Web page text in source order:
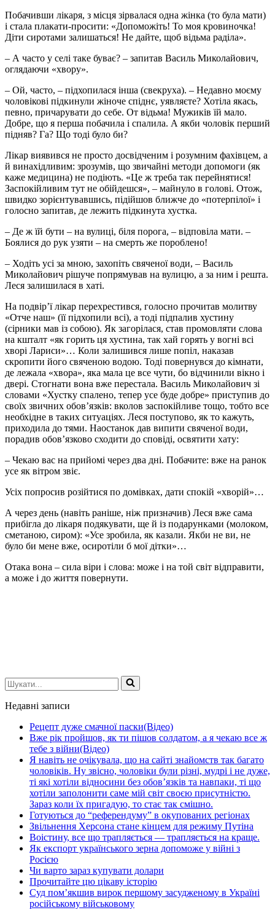
Побачивши лікаря, з місця зірвалася одна жінка (то була мати)
і стала плакати-просити: «Допоможіть! То моя кровиночка!
Діти сиротами залишаться! Не дайте, щоб відьма раділа».
– А часто у селі таке буває? – запитав Василь Миколайович,
оглядаючи «хвору».
– Ой, часто, – підхопилася інша (свекруха). – Недавно моєму
чоловікові підкинули жіноче спіднє, уявляєте? Хотіла якась,
певно, причарувати до себе. От відьма! Мужиків їй мало.
Добре, що я перша побачила і спалила. А якби чоловік перший
підняв? Га? Що тоді було би?
Лікар виявився не просто досвідченим і розумним фахівцем, а
й винахідливим: зрозумів, що звичайні методи допомоги (як
каже медицина) не подіють. «Це ж треба так перейнятися!
Заспокійливим тут не обійдешся», – майнуло в голові. Отож,
швидко зорієнтувавшись, підійшов ближче до «потерпілої» і
голосно запитав, де лежить підкинута хустка.
– Де ж їй бути – на вулиці, біля порога, – відповіла мати. –
Боялися до рук узяти – на смерть же пороблено!
– Ходіть усі за мною, захопіть свяченої води, – Василь
Миколайович рішуче попрямував на вулицю, а за ним і решта.
Леся залишилася в хаті.
На подвір’ї лікар перехрестився, голосно прочитав молитву
«Отче наш» (її підхопили всі), а тоді підпалив хустину
(сірники мав із собою). Як загорілася, став промовляти слова
на кшталт «як горить ця хустина, так хай горять у вогні всі
хворі Лариси»… Коли залишився лише попіл, наказав
скропити його свяченою водою. Тоді повернувся до кімнати,
де лежала «хвора», яка мала це все чути, бо відчинили вікно і
двері. Стогнати вона вже перестала. Василь Миколайович зі
словами «Хустку спалено, тепер усе буде добре» приступив до
своїх звичних обов’язків: вколов заспокійливе тощо, тобто все
необхідне в таких ситуаціях. Леся поступово, як то кажуть,
приходила до тями. Наостанок дав випити свяченої води,
порадив обов’язково сходити до сповіді, освятити хату:
– Чекаю вас на прийомі через два дні. Побачите: вже на ранок
усе як вітром звіє.
Усіх попросив розійтися по домівках, дати спокій «хворій»…
А через день (навіть раніше, ніж призначив) Леся вже сама
прибігла до лікаря подякувати, ще й із подарунками (молоком,
сметаною, сиром): «Усе зробила, як казали. Якби не ви, не
було би мене вже, осиротіли б мої дітки»…
Отака вона – сила віри і слова: може і на той світ відправити,
а може і до життя повернути.
Шукати...
Недавні записи
Рецепт дуже смачної паски(Відео)
Вже рік пройшов, як ти пішов солдатом, а я чекаю все ж
тебе з війни(Відео)
Я навіть не очікувала, що на сайті знайомств так багато
чоловіків. Ну звісно, чоловіки були різні, мудрі і не дуже,
ті які хотіли відносини без обов’язків та навпаки, ті що
хотіли заполонити саме мій світ своєю присутністю.
Зараз коли їх пригадую, то стає так смішно.
Готуються до “референдуму” в окупованих регіонах
Звільнення Херсона стане кінцем для режиму Путіна
Воістину, все що трапляється — трапляється на краще.
Як експорт українського зерна допоможе у війні з
Росією
Чи варто зараз купувати долари
Прочитайте цю цікаву історію
Суд пом’якшив вирок першому засудженому в Україні
російському військовому